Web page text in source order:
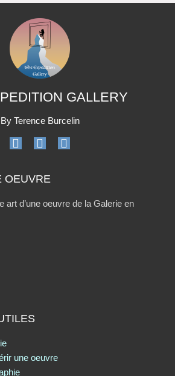
GALLERY
By Terence Burcelin
OEUVRE
art d’une oeuvre de la Galerie en
une oeuvre